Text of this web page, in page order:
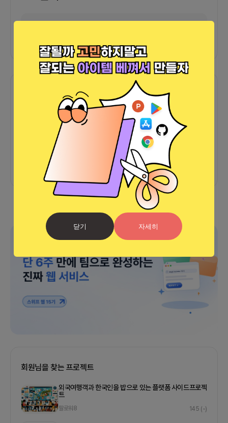
닫기 자세히
함께한 사람들이 남긴 말
0 프로젝트 프로챗 0
아직 후기가 도착하지 않았습니다
회원님을 찾는 프로젝트
외국여행객과 한국인을 밥으로 있는 플랫폼 사이드프로젝
트
팔로워 8 145 (-)